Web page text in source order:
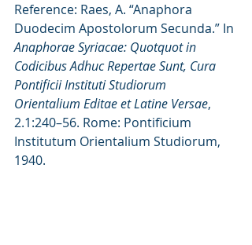
Reference: Raes, A. “Anaphora
Duodecim Apostolorum Secunda.” In
Anaphorae Syriacae: Quotquot in
Codicibus Adhuc Repertae Sunt, Cura
Pontificii Instituti Studiorum
Orientalium Editae et Latine Versae,
2.1:240–56. Rome: Pontificium
Institutum Orientalium Studiorum,
1940.